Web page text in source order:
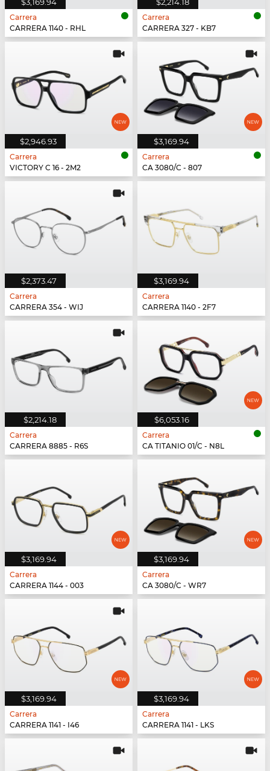
Carrera
CARRERA 1140 - RHL
Carrera
CARRERA 327 - KB7
$2,946.93
Carrera
VICTORY C 16 - 2M2
$3,169.94
Carrera
CA 3080/C - 807
$2,373.47
Carrera
CARRERA 354 - WIJ
$3,169.94
Carrera
CARRERA 1140 - 2F7
$2,214.18
Carrera
CARRERA 8885 - R6S
$6,053.16
Carrera
CA TITANIO 01/C - N8L
$3,169.94
Carrera
CARRERA 1144 - 003
$3,169.94
Carrera
CA 3080/C - WR7
$3,169.94
Carrera
CARRERA 1141 - I46
$3,169.94
Carrera
CARRERA 1141 - LKS